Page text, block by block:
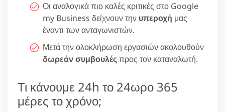
Οι αναλογικά πιο καλές κριτικές στο Google
my Business δείχνουν την υπεροχή μας
έναντι των ανταγωνιστών.
Μετά την ολοκλήρωση εργασιών ακολουθούν
δωρεάν συμβουλέςπρος τον καταναλωτή.
Τι κάνουμε 24h το 24ωρο 365
μέρες το χρόνο;